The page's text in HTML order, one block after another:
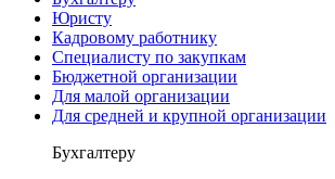
Юристу
Кадровому работнику
Специалисту по закупкам
Бюджетной организации
Для малой организации
Для средней и крупной организации
Бухгалтеру